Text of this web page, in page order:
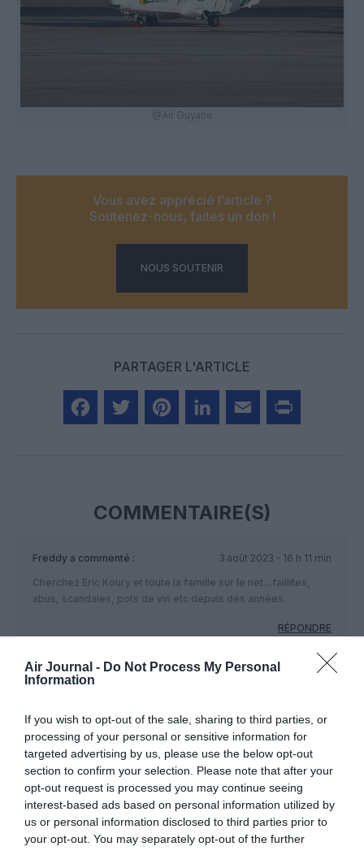
Air Journal - Do Not Process My Personal
Information
If you wish to opt-out of the sale, sharing to third parties, or
processing of your personal or sensitive information for
targeted advertising by us, please use the below opt-out
section to confirm your selection. Please note that after your
opt-out request is processed you may continue seeing
interest-based ads based on personal information utilized by
us or personal information disclosed to third parties prior to
your opt-out. You may separately opt-out of the further
@Air Guyane
Vous avez apprécié l’article ?
Soutenez-nous, faites un don !
NOUS SOUTENIR
PARTAGER L'ARTICLE
COMMENTAIRE(S)
Freddy a commenté :
3 août 2023 - 16 h 11 min
Cherchez Eric Koury et toute la famille sur le net…faillites,
abus, scandales, pots de vin etc depuis des années.
RÉPONDRE
FAIRE UN DON
Appel aux lecteurs !
Soutenez Air Journal participezà son